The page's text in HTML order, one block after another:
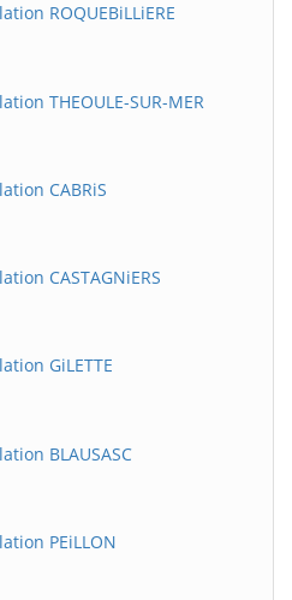
ROQUEBiLLiERE
THEOULE-SUR-MER
CABRiS
CASTAGNiERS
GiLETTE
BLAUSASC
PEiLLON